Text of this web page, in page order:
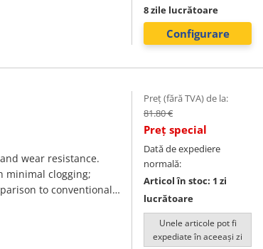
8 zile lucrătoare
Configurare
wear resistance.
minimal clogging;
to conventional
Preț (fără TVA) de la:
81.80 €
Preț special
Dată de expediere
normală:
Articol în stoc: 1 zi
lucrătoare
Unele articole pot fi
expediate în aceeași zi